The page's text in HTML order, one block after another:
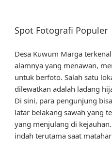
Spot Fotografi Populer
Desa Kuwum Marga
alamnya yang menawan,
untuk berfoto. Salah satu
dilewatkan adalah ladang
Di sini, para pengunjung
latar belakang sawah yang
yang menjulang di
indah terutama saat